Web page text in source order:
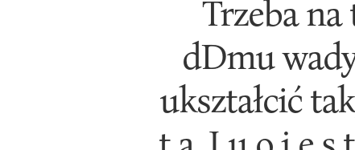
Trzeba
dDmu
ukształcić